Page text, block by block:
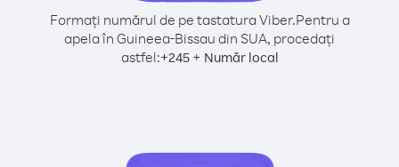
Formați numărul de pe tastatura Viber.Pentru a
apela în Guineea-Bissau din SUA, procedați
astfel:+245+ Număr local